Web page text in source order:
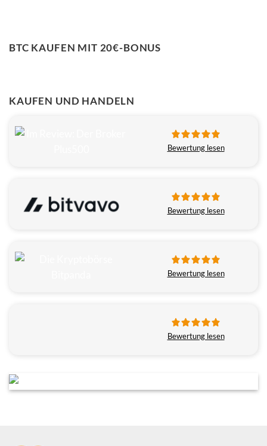
BTC KAUFEN MIT 20€-BONUS
KAUFEN UND HANDELN
Bewertung lesen
Bewertung lesen
Bewertung lesen
Bewertung lesen